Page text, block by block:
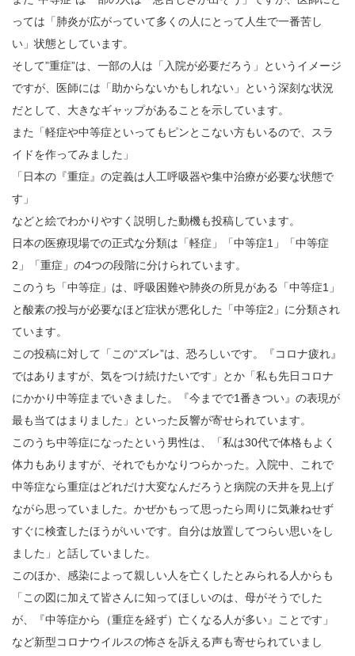
っては「肺炎が広がっていて多くの人にとって人生で一番苦し
い」状態としています。
そして”重症”は、一部の人は「入院が必要だろう」というイメージ
ですが、医師には「助からないかもしれない」という深刻な状況
だとして、大きなギャップがあることを示しています。
また「軽症や中等症といってもピンとこない方もいるので、スラ
イドを作ってみました」
「日本の『重症』の定義は人工呼吸器や集中治療が必要な状態で
す」
などと絵でわかりやすく説明した動機も投稿しています。
日本の医療現場での正式な分類は「軽症」「中等症1」「中等症
2」「重症」の4つの段階に分けられています。
このうち「中等症」は、呼吸困難や肺炎の所見がある「中等症1」
と酸素の投与が必要なほど症状が悪化した「中等症2」に分類され
ています。
この投稿に対して「この“ズレ”は、恐ろしいです。『コロナ疲れ』
ではありますが、気をつけ続けたいです」とか「私も先日コロナ
にかかり中等症までいきました。『今までで1番きつい』の表現が
最も当てはまりました」といった反響が寄せられています。
このうち中等症になったという男性は、「私は30代で体格もよく
体力もありますが、それでもかなりつらかった。入院中、これで
中等症なら重症はどれだけ大変なんだろうと病院の天井を見上げ
ながら思っていました。かぜかもって思ったら周りに気兼ねせず
すぐに検査したほうがいいです。自分は放置してつらい思いをし
ました」と話していました。
このほか、感染によって親しい人を亡くしたとみられる人からも
「この図に加えて皆さんに知ってほしいのは、母がそうでした
が、『中等症から（重症を経ず）亡くなる人が多い』ことです」
など新型コロナウイルスの怖さを訴える声も寄せられていまし